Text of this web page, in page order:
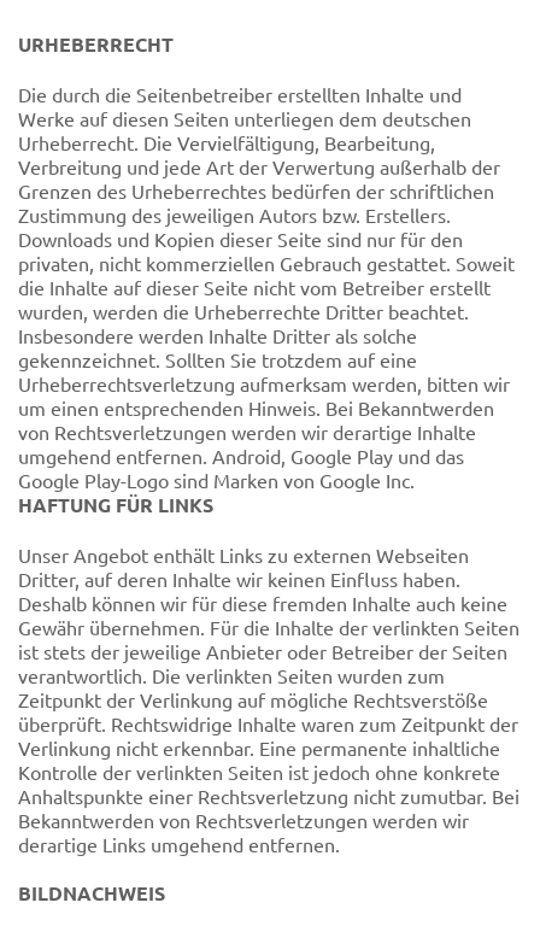
URHEBERRECHT
Die durch die Seitenbetreiber erstellten Inhalte und
Werke auf diesen Seiten unterliegen dem deutschen
Urheberrecht. Die Vervielfältigung, Bearbeitung,
Verbreitung und jede Art der Verwertung außerhalb der
Grenzen des Urheberrechtes bedürfen der schriftlichen
Zustimmung des jeweiligen Autors bzw. Erstellers.
Downloads und Kopien dieser Seite sind nur für den
privaten, nicht kommerziellen Gebrauch gestattet. Soweit
die Inhalte auf dieser Seite nicht vom Betreiber erstellt
wurden, werden die Urheberrechte Dritter beachtet.
Insbesondere werden Inhalte Dritter als solche
gekennzeichnet. Sollten Sie trotzdem auf eine
Urheberrechtsverletzung aufmerksam werden, bitten wir
um einen entsprechenden Hinweis. Bei Bekanntwerden
von Rechtsverletzungen werden wir derartige Inhalte
umgehend entfernen. Android, Google Play und das
Google Play-Logo sind Marken von Google Inc.
HAFTUNG FÜR LINKS
Unser Angebot enthält Links zu externen Webseiten
Dritter, auf deren Inhalte wir keinen Einfluss haben.
Deshalb können wir für diese fremden Inhalte auch keine
Gewähr übernehmen. Für die Inhalte der verlinkten Seiten
ist stets der jeweilige Anbieter oder Betreiber der Seiten
verantwortlich. Die verlinkten Seiten wurden zum
Zeitpunkt der Verlinkung auf mögliche Rechtsverstöße
überprüft. Rechtswidrige Inhalte waren zum Zeitpunkt der
Verlinkung nicht erkennbar. Eine permanente inhaltliche
Kontrolle der verlinkten Seiten ist jedoch ohne konkrete
Anhaltspunkte einer Rechtsverletzung nicht zumutbar. Bei
Bekanntwerden von Rechtsverletzungen werden wir
derartige Links umgehend entfernen.
BILDNACHWEIS